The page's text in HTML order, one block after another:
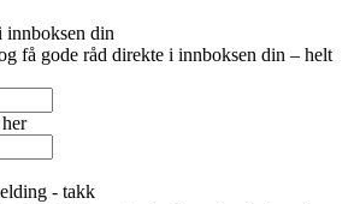
innboksen din
få gode råd direkte i innboksen din – helt
- takk